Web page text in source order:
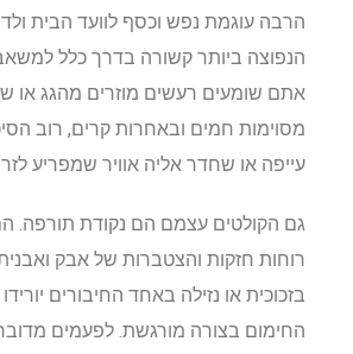
הרבה עוגמת נפש וכסף לוועד הבית
הנפוצה ביותר קשורה בדרך כלל
אתם שומעים רעשים מוזרים מהגג או
מסוימות חמים ובאחרות קרים, רוב
עייפה או שחדר אליה אוויר שמפריע
גם הקולטים עצמם הם נקודת תורפה.
רוחות חזקות והצטברות של אבק ואבנית.
בזכוכית או נזילה באחד החיבורים יורידו
החימום בצורה מורגשת. לפעמים מדובר